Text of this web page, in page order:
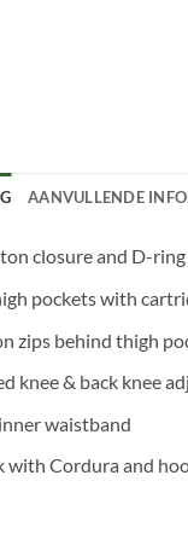
AANVULLENDE
closure and D-
pockets with
zips behind thigh
knee & back knee
waistband
with Cordura and